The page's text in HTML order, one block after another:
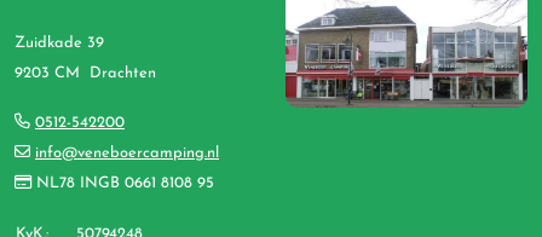
Zuidkade 39
9203 CM Drachten
0512-542200
info@veneboercamping.nl
NL78 INGB 0661 8108 95